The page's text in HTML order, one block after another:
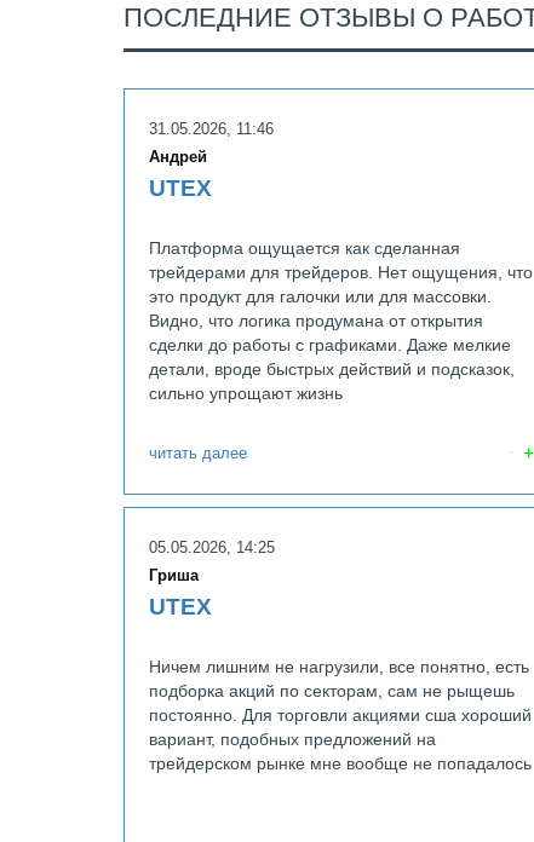
ПОСЛЕДНИЕ ОТЗЫВЫ О
31.05.2026, 11:46
Андрей
UTEX
Платформа ощущается как сделанная
трейдерами для трейдеров. Нет ощущения, что
это продукт для галочки или для массовки.
Видно, что логика продумана от открытия
сделки до работы с графиками. Даже мелкие
детали, вроде быстрых действий и подсказок,
сильно упрощают жизнь
читать далее
05.05.2026, 14:25
Гриша
UTEX
Ничем лишним не нагрузили, все понятно, есть
подборка акций по секторам, сам не рыщешь
постоянно. Для торговли акциями сша хороший
вариант, подобных предложений на
трейдерском рынке мне вообще не попадалось